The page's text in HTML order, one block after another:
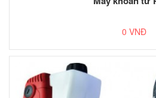
0 VNĐ